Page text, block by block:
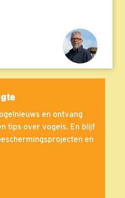
en ontvang
tips over vogels. En blijf
en